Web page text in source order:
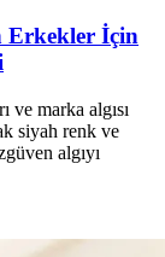
Erkekler İçin
ve marka algısı
siyah renk ve
algıyı